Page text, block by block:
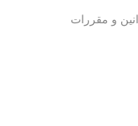
و مقررات